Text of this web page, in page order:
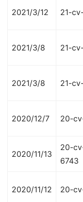
2021/3/12 21-
2021/3/8 21-
2021/3/8 21-
2020/12/7 20-
2020/11/13
20-
6743
2020/11/12 20-